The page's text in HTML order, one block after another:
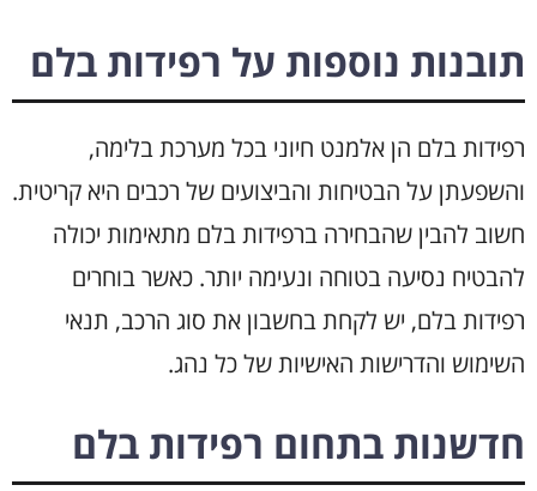
תובנות נוספות על רפידות בלם
רפידות בלם הן אלמנט חיוני בכל מערכת בלימה,
והשפעתן על הבטיחות והביצועים של רכבים היא קריטית.
חשוב להבין שהבחירה ברפידות בלם מתאימות יכולה
להבטיח נסיעה בטוחה ונעימה יותר. כאשר בוחרים
רפידות בלם, יש לקחת בחשבון את סוג הרכב, תנאי
השימוש והדרישות האישיות של כל נהג.
חדשנות בתחום רפידות בלם